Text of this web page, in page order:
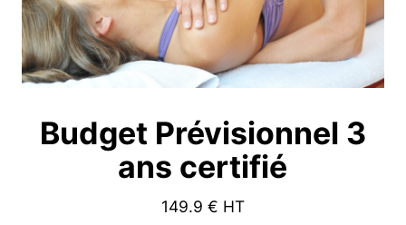
Budget Prévisionnel 3
ans certifié
149.9 € HT